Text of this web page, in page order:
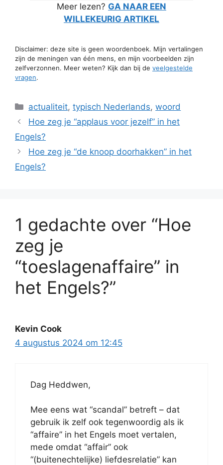
Meer lezen? GA NAAR EEN
WILLEKEURIG ARTIKEL
Disclaimer: deze site is geen woordenboek. Mijn vertalingen
zijn de meningen van één mens, en mijn voorbeelden zijn
zelfverzonnen. Meer weten? Kijk dan bij de veelgestelde
vragen.
Categorieën
actualiteit,typisch Nederlands,woord
Hoe zeg je “applaus voor jezelf” in het
Engels?
Hoe zeg je “de knoop doorhakken” in het
Engels?
1 gedachte over “Hoe
zeg je
“toeslagenaffaire” in
het Engels?”
Kevin Cook
4 augustus 2024 om 12:45
Dag Heddwen,
Mee eens wat “scandal” betreft – dat
gebruik ik zelf ook tegenwoordig als ik
“affaire” in het Engels moet vertalen,
mede omdat “affair” ook
“(buitenechtelijke) liefdesrelatie” kan